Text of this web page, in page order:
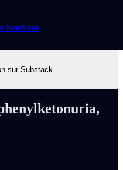
Notebook
sur Substack